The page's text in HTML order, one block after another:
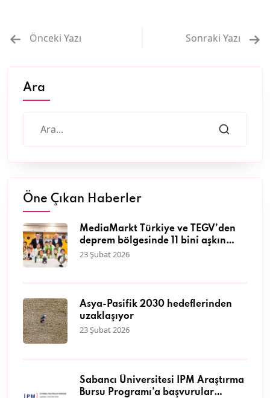
Önceki Yazı Sonraki Yazı
Ara
Öne Çıkan Haberler
MediaMarkt Türkiye ve TEGV’den
deprem bölgesinde 11 bini aşkın
çocuğa nitelikli eğitim desteği
23 Şubat 2026
Asya-Pasifik 2030 hedeflerinden
uzaklaşıyor
23 Şubat 2026
Sabancı Üniversitesi İPM Araştırma
Bursu Programı’a başvurular